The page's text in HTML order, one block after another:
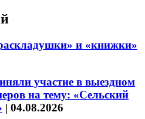
и «книжки»
участие в выездном
на тему: «Сельский
| 04.08.2026